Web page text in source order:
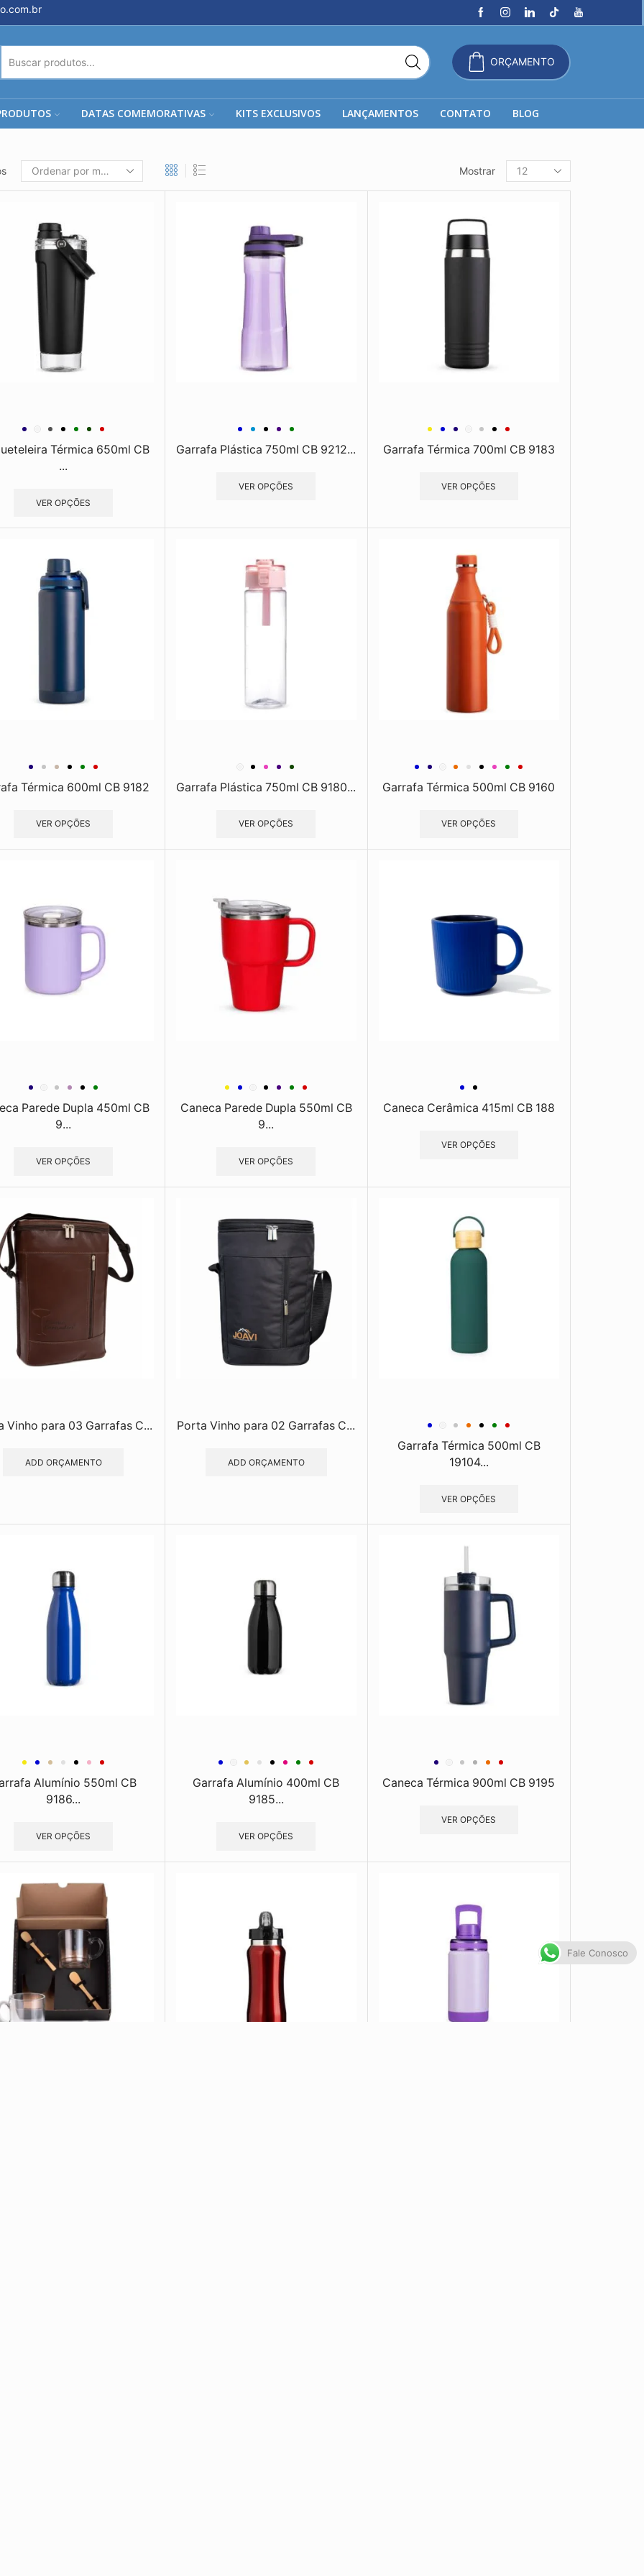
DE
PESQUISA
ORÇAMENTO
DATAS COMEMORATIVAS KITS EXCLUSIVOS LANÇAMENTOS CONTATO BLOG
Mostrar
Produtos
por
Térmica 650ml CB
...
VER OPÇÕES
Garrafa Plástica 750ml CB 9212...
VER OPÇÕES
Garrafa Térmica 700ml CB 9183
VER OPÇÕES
Térmica 600ml CB 9182
VER OPÇÕES
Garrafa Plástica 750ml CB 9180...
VER OPÇÕES
Garrafa Térmica 500ml CB 9160
VER OPÇÕES
Parede Dupla 450ml CB
9...
VER OPÇÕES
Caneca Parede Dupla 550ml CB
9...
VER OPÇÕES
Caneca Cerâmica 415ml CB 188
VER OPÇÕES
Vinho para 03 Garrafas C...
ADD ORÇAMENTO
Porta Vinho para 02 Garrafas C...
ADD ORÇAMENTO
Garrafa Térmica 500ml CB
19104...
VER OPÇÕES
Alumínio 550ml CB
9186...
VER OPÇÕES
Garrafa Alumínio 400ml CB
9185...
VER OPÇÕES
Caneca Térmica 900ml CB 9195
VER OPÇÕES
Fale Conosco